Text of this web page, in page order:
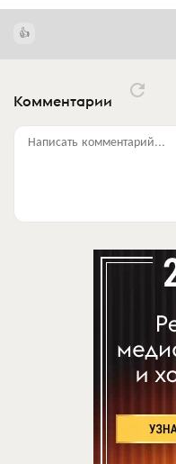
Комментарии
Написать комментарий...